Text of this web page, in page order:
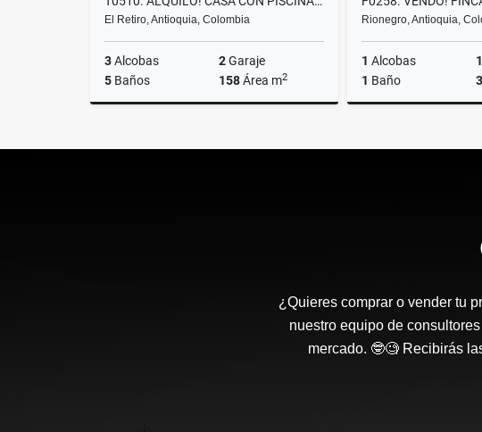
El Retiro, Antioquia, Colombia
3Alcobas 2Garaje
5 Baños 158Área m2
$6.500.000
Rionegro, Antioquia,
1 Alcobas 1
1 Baño
¿Quieres comprar o vender tu
nuestro equipo de
mercado. 🤓🧐 Recibirás